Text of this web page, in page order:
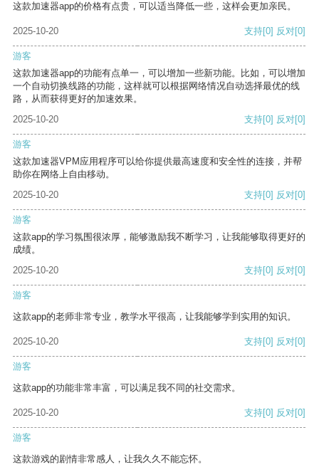
这款加速器app的价格有点贵，可以适当降低一些，这样会更加亲民。
2025-10-20 支持[0] 反对[0]
游客
这款加速器app的功能有点单一，可以增加一些新功能。比如，可以增加
一个自动切换线路的功能，这样就可以根据网络情况自动选择最优的线
路，从而获得更好的加速效果。
2025-10-20
支持[0] 反对[0]
游客
这款加速器VPM应用程序可以给你提供最高速度和安全性的连接，并帮
助你在网络上自由移动。
2025-10-20
支持[0] 反对[0]
游客
这款app的学习氛围很浓厚，能够激励我不断学习，让我能够取得更好的
成绩。
2025-10-20
支持[0] 反对[0]
游客
这款app的老师非常专业，教学水平很高，让我能够学到实用的知识。
2025-10-20 支持[0] 反对[0]
游客
这款app的功能非常丰富，可以满足我不同的社交需求。
2025-10-20 支持[0] 反对[0]
游客
这款游戏的剧情非常感人，让我久久不能忘怀。